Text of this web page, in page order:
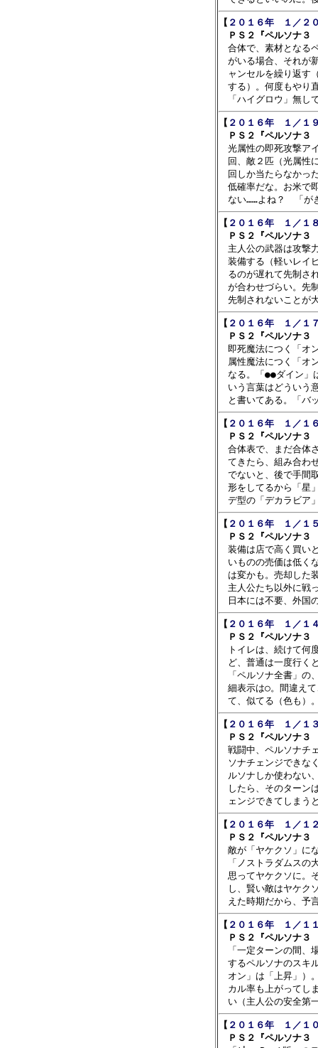
【 ２０１６年　１／２
ＰＳ２『ペルソナ３
合体で、素材となる
がいる場合、それが
ャンセルを繰り返す
する）。何度もやり
【 ２０１６年　１／１
ＰＳ２『ペルソナ３
光属性の即死攻撃ア
回、敵２匹（光属性
回しか当たらなかっ
低確率だな。お米で
【 ２０１６年　１／１
ＰＳ２『ペルソナ３
主人公の武器は攻撃
装備する（軽いレイ
るのが遅れて先制さ
が合わせづらい。先
【 ２０１６年　１／１
ＰＳ２『ペルソナ３
即死魔法につく「オ
属性魔法につく「オ
なる。「●●ダイン」
いう言葉はどういう
【 ２０１６年　１／１
ＰＳ２『ペルソナ３
合体表で、まだ合体
てきたら、組み合わ
でないと、後で手間
形をしてるから「星
【 ２０１６年　１／１
ＰＳ２『ペルソナ３
装備は店で高く買い
いものの売価は低く
は変かも。売却した
主人公たち以外に戦
【 ２０１６年　１／１
ＰＳ２『ペルソナ３
トイレは、続けて何
ど、普通は一度行く
「ペルソナ全書」の
細表示は○。間違え
【 ２０１６年　１／１
ＰＳ２『ペルソナ３
戦闘中、ペルソナチ
ソナチェンジできな
ルソナしか使わない
したら、そのターン
【 ２０１６年　１／１
ＰＳ２『ペルソナ３
敵が「ヤケクソ」に
「ノストラダムスの
思ってヤケクソに。
し、賢い敵はヤケク
【 ２０１６年　１／１
ＰＳ２『ペルソナ３
「一定ターンの間、
するペルソナのスキ
オン」は「上昇」）
カル率も上がってし
【 ２０１６年　１／１
ＰＳ２『ペルソナ３